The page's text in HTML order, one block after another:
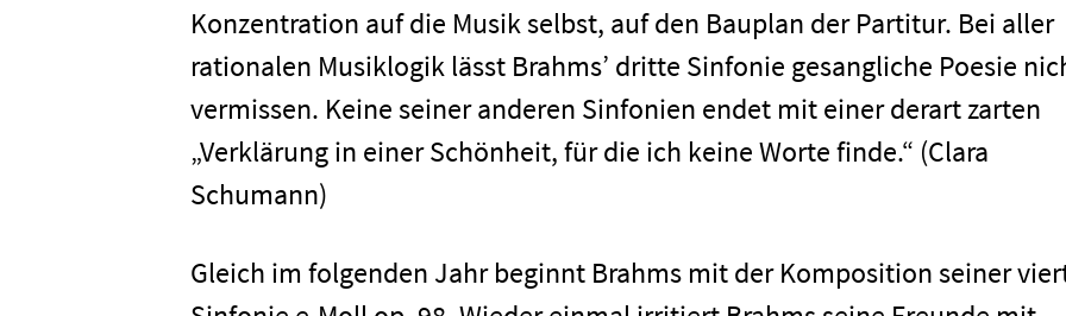
Konzentration auf die Musik selbst, auf den Bauplan der Partitur. Bei aller
rationalen Musiklogik lässt Brahms’ dritte Sinfonie gesangliche Poesie
vermissen. Keine seiner anderen Sinfonien endet mit einer derart zarten
„Verklärung in einer Schönheit, für die ich keine Worte finde.“ (Clara
Schumann)
Gleich im folgenden Jahr beginnt Brahms mit der Komposition seiner